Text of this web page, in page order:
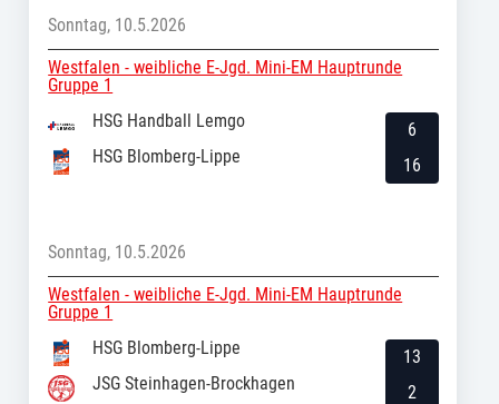
Sonntag, 10.5.2026
Westfalen - weibliche E-Jgd. Mini-EM Hauptrunde
Gruppe 1
HSG Handball Lemgo
HSG Blomberg-Lippe
6
16
Sonntag, 10.5.2026
Westfalen - weibliche E-Jgd. Mini-EM Hauptrunde
Gruppe 1
HSG Blomberg-Lippe
JSG Steinhagen-Brockhagen
13
2